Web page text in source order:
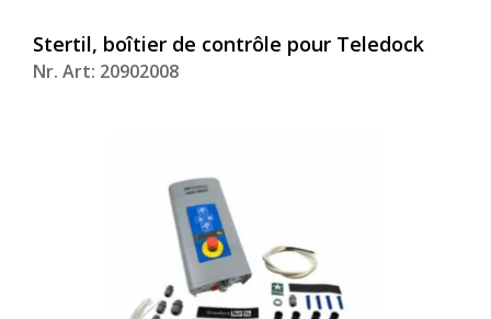
Stertil, boîtier de contrôle pour Teledock
Nr. Art: 20902008